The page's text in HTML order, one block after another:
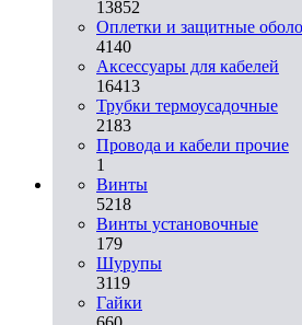
13852
Оплетки и защитные
4140
Аксессуары для кабелей
16413
Трубки термоусадочные
2183
Провода и кабели прочие
1
Винты
5218
Винты установочные
179
Шурупы
3119
Гайки